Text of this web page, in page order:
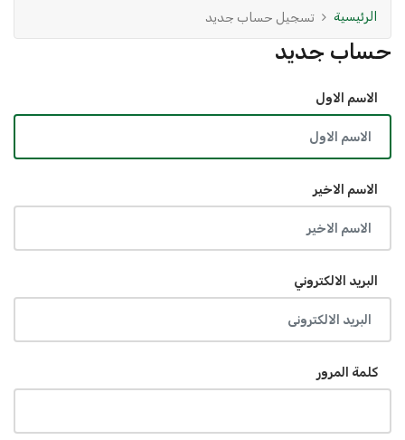
الرئيسية تسجيل حساب جديد
حساب جديد
الاسم الاول
الاسم الاخير
البريد الالكتروني
كلمة المرور